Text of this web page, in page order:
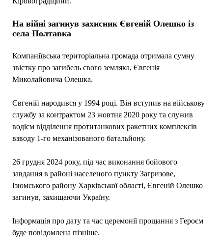
На війні загинув захисник Євгеній Олешко із
села Полтавка
Компаніївська територіальна громада отримала сумну
звістку про загибель свого земляка, Євгенія
Миколайовича Олешка.
Євгеній народився у 1994 році. Він вступив на військову
службу за контрактом 23 жовтня 2020 року та служив
водієм відділення протитанкових ракетних комплексів
взводу 1-го механізованого батальйону.
26 грудня 2024 року, під час виконання бойового
завдання в районі населеного пункту Загризове,
Ізюмського району Харківської області, Євгеній Олешко
загинув, захищаючи Україну.
Інформація про дату та час церемонії прощання з Героєм
буде повідомлена пізніше.